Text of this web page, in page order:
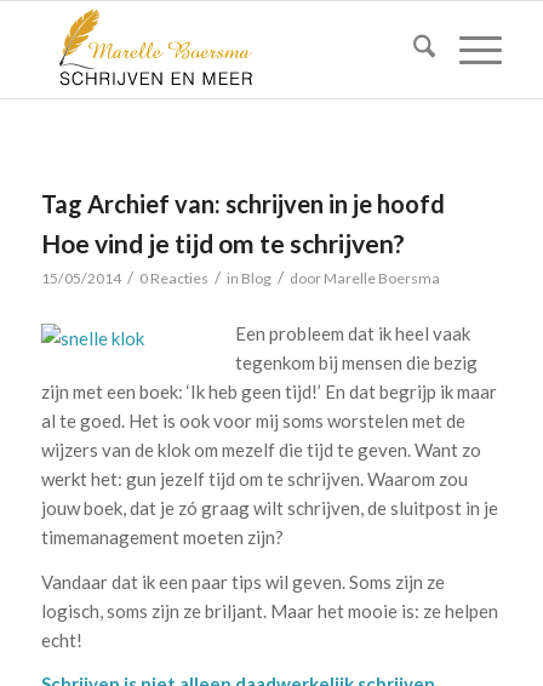
Tag Archief van: schrijven in je hoofd
Hoe vind je tijd om te schrijven?
15/05/2014 / 0 Reacties / in Blog / door Marelle Boersma
Een probleem dat ik heel vaak
tegenkom bij mensen die bezig
zijn met een boek: ‘Ik heb geen tijd!’ En dat begrijp ik maar
al te goed. Het is ook voor mij soms worstelen met de
wijzers van de klok om mezelf die tijd te geven. Want zo
werkt het: gun jezelf tijd om te schrijven. Waarom zou
jouw boek, dat je zó graag wilt schrijven, de sluitpost in je
timemanagement moeten zijn?
Vandaar dat ik een paar tips wil geven. Soms zijn ze
logisch, soms zijn ze briljant. Maar het mooie is: ze helpen
echt!